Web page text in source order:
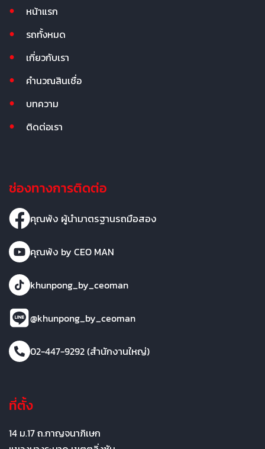
หน้าแรก
รถทั้งหมด
เกี่ยวกับเรา
คำนวณสินเชื่อ
บทความ
ติดต่อเรา
ช่องทางการติดต่อ
คุณพ้ง ผู้นำมาตรฐานรถมือสอง
คุณพ้ง by CEO MAN
khunpong_by_ceoman
@khunpong_by_ceoman
02-447-9292 (สำนักงานใหญ่)
ที่ตั้ง
14 ม.17 ถ.กาญจนาภิเษก